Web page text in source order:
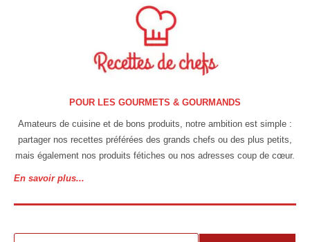
Cocottes
POUR LES GOURMETS & GOURMANDS
Amateurs de cuisine et de bons produits, notre ambition est simple :
partager nos recettes préférées des grands chefs ou des plus petits,
mais également nos produits fétiches ou nos adresses coup de cœur.
En savoir plus...